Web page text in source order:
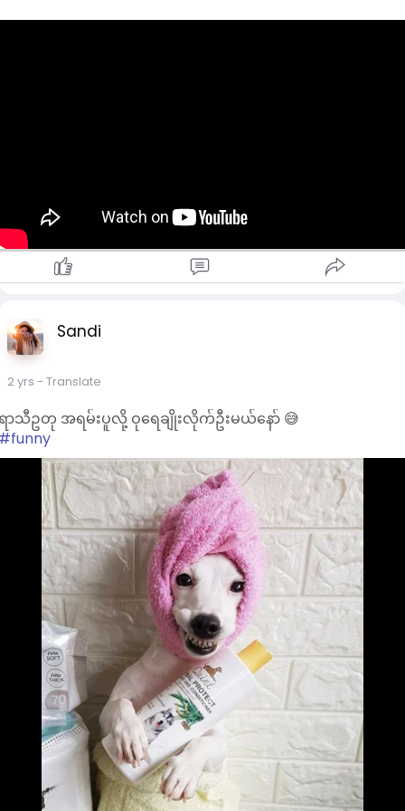
ကယ်လည်း အားကျမိပါတယ်။
အတူပဲ ပြည်တွင်းက မြန်မာ့သိုင်းပညာရပ်တွေကို မပျောက်မပျက်
ောင်ဖြန့်ဝေ သင်ယူနေကြတဲ့
ငယ် လူကြီး ဆရာများကိုလည်း ဒီ စာလေးကနေ ကျေးဇူးတင်
ကယ်တော့ မြန်မာပြည်မှာ သိုင်းသင်ရတာက တကယ်မလွယ်တာ
ါ။
ဂ်လိပ်တွေဖျက်ဆီးခဲ့တဲ့အလေ့အထကြောင့် သိုင်းသင်ရင်ပဲ လူဆိုး
ေဟာ သိုင်းပညာကိုလွယ်လင့်တကူ
င်ယူခွင့်မရခဲ့ကြပါဘူး။
ြီးတော့ မြန်မာ့ သိုင်းပညာသင်ယူဖို့အဖိုးအခကိုလည်း ကြေးကြီး
ယ်ထင်တတ်ကြပါသေးတယ်။
လိုအခက်အခဲတွေကြားကနေ သိုင်းပညာကို ရူးရူးမူးမူးချစ်မြတ်နိုး
ြီး ထိန်းသိမ်းစောင့်ရှောက်ခဲ့ကြလို့သာ ယနေ့အချိန်မှာ မူနဲ့ ပညာစဥ်
ေ မပျောက်ပျက်ခဲ့ကြတာပါ။
ျပန်ကို ကျနော်တို့မယှဥ်နိုင်သေးဘူးဆိုတာ လက်ခံထားရမယ့် အမှန်
ရားဆိုပေမယ့် သိုင်းပညာကို ချစ်မြတ်နိုးတဲ့စိတ်နဲ့ ထိန်းသိမ်းစောင့်
ောက်လိုစိတ်မှာတော့ မနိမ့်ဘူးလို့ပဲ ထင်မိပါတယ်။
းသားဖြောင့်မတ်စွာဖြင့်
Sandi
2 yrs - Translate
ာသီဥတု အရမ်းပူလို့ ဝုရေချိုးလိုက်ဦးမယ်နော် 😅